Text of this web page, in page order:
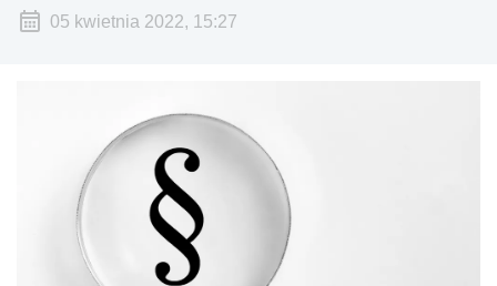
05 kwietnia 2022, 15:27